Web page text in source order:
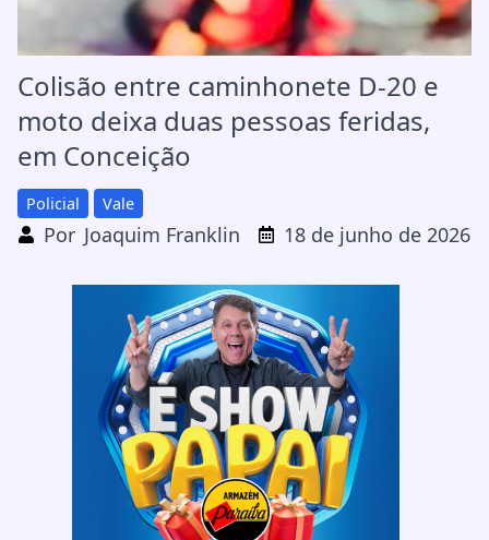
Colisão entre caminhonete D-20 e
moto deixa duas pessoas feridas,
em Conceição
Policial Vale
Por Joaquim Franklin 18 de junho de 2026